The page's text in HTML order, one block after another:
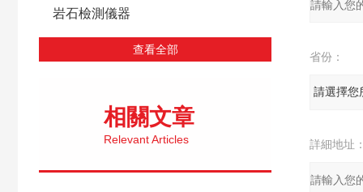
岩石檢測儀器
查看全部
相關文章
Relevant Articles
省份：
詳細地址